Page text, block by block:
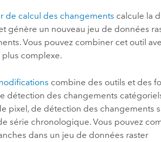
de calcul des changements calcule la
génère un nouveau jeu de données
Vous pouvez combiner cet outil
plus complexe.
combine des outils et des
détection des changements
pixel, de détection des changements
série chronologique. Vous pouvez
dans un jeu de données raster